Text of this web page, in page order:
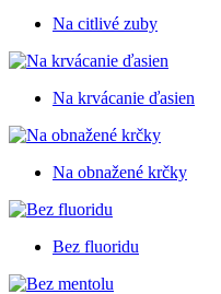
Na citlivé zuby
Na krvácanie ďasien
Na obnažené krčky
Bez fluoridu